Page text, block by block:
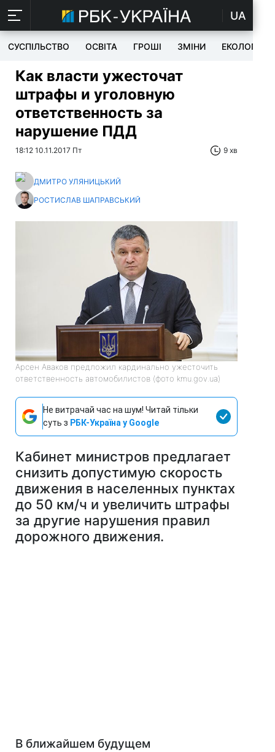
UA
СУСПІЛЬСТВО ОСВІТА ГРОШІ ЗМІНИ ЕКОЛОГІЯ
Как власти ужесточат
штрафы и уголовную
ответственность за
нарушение ПДД
18:12 10.11.2017 Пт 9 хв
ДМИТРО УЛЯНИЦЬКИЙ
РОСТИСЛАВ ШАПРАВСЬКИЙ
Арсен Аваков предложил кардинально ужесточить
ответственность автомобилистов (фото kmu.gov.ua)
Не витрачай час на шум! Читай тільки
суть з РБК-Україна у Google
Кабинет министров предлагает
снизить допустимую скорость
движения в населенных пунктах
до 50 км/ч и увеличить штрафы
за другие нарушения правил
дорожного движения.
В ближайшем будущем